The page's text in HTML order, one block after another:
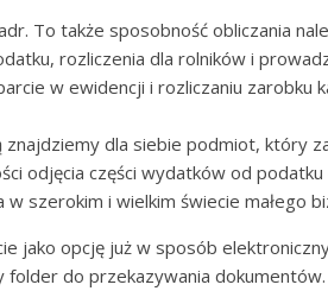
To także sposobność obliczania
rozliczenia dla rolników i
w ewidencji i rozliczaniu zarobku
dla siebie podmiot, który
odjęcia części wydatków od
szerokim i wielkim świecie małego
opcję już w sposób
do przekazywania